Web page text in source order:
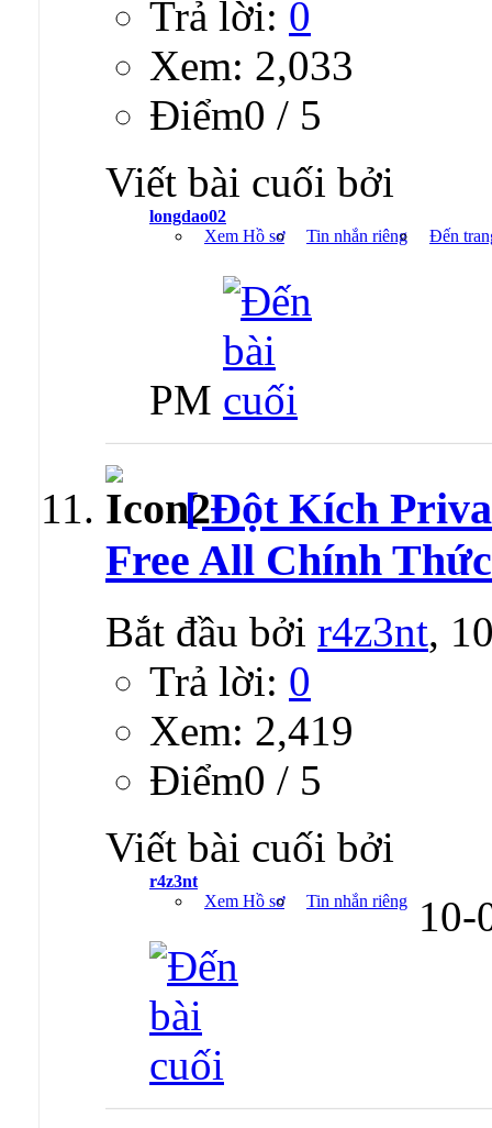
Trả lời: 0
Xem: 2,033
Ðiểm0 / 5
Viết bài cuối bởi
longdao02
Xem Hồ sơ
Tin nhắn riêng Đến
PM
[ Đột Kích
Free All Chính
Bắt đầu bởi r4z3nt,
Trả lời: 0
Xem: 2,419
Ðiểm0 / 5
Viết bài cuối bởi
r4z3nt
Xem Hồ sơ
Tin nhắn riêng